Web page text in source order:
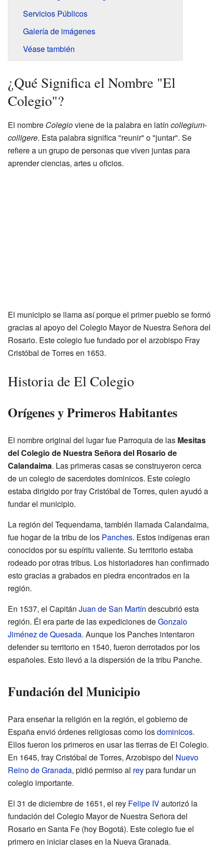
Servicios Públicos
Galería de imágenes
Véase también
¿Qué Significa el Nombre "El
Colegio"?
El nombre Colegioviene de la palabra en latín collegium-
colligere. Esta palabra significa "reunir" o "juntar". Se
refiere a un grupo de personas que viven juntas para
aprender ciencias, artes u oficios.
El municipio se llama así porque el primer pueblo se formó
gracias al apoyo del Colegio Mayor de Nuestra Señora del
Rosario. Este colegio fue fundado por el arzobispo Fray
Cristóbal de Torres en 1653.
Historia de El Colegio
Orígenes y Primeros Habitantes
El nombre original del lugar fue Parroquia de las Mesitas
del Colegio de Nuestra Señora del Rosario de
Calandaima. Las primeras casas se construyeron cerca
de un colegio de sacerdotes dominicos. Este colegio
estaba dirigido por fray Cristóbal de Torres, quien ayudó a
fundar el municipio.
La región del Tequendama, también llamada Calandaima,
fue hogar de la tribu de los Panches. Estos indígenas eran
conocidos por su espíritu valiente. Su territorio estaba
rodeado por otras tribus. Los historiadores han confirmado
esto gracias a grabados en piedra encontrados en la
región.
En 1537, el Capitán Juan de San Martín descubrió esta
región. Él era parte de las expediciones deGonzalo
Jiménez de Quesada. Aunque los Panches intentaron
defender su territorio en 1540, fueron derrotados por los
españoles. Esto llevó a la dispersión de la tribu Panche.
Fundación del Municipio
Para enseñar la religión en la región, el gobierno de
España envió órdenes religiosas como losdominicos.
Ellos fueron los primeros en usar las tierras de El Colegio.
En 1645, fray Cristóbal de Torres, Arzobispo del Nuevo
Reino de Granada, pidió permiso al reypara fundar un
colegio importante.
El 31 de diciembre de 1651, el rey Felipe IVautorizó la
fundación del Colegio Mayor de Nuestra Señora del
Rosario en Santa Fe (hoy Bogotá). Este colegio fue el
primero en iniciar clases en la Nueva Granada.